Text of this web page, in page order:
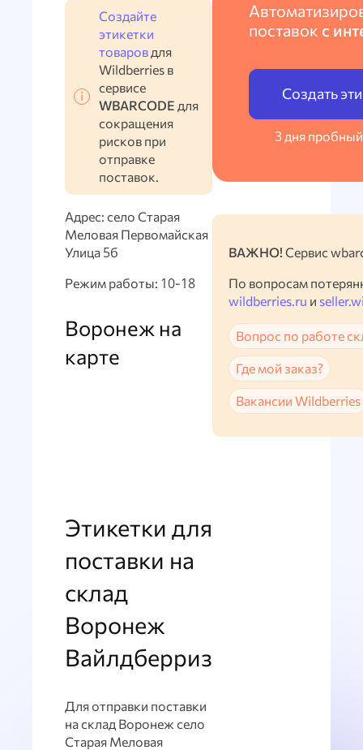
Создайте
этикетки
товаров для
Wildberries в
сервисе
WBARCODE для
сокращения
рисков при
отправке
поставок.
Адрес: село Старая
Меловая Первомайская
Улица 5б
Режим работы: 10-18
Воронеж на
карте
Этикетки для
поставки на
склад
Воронеж
Вайлдберриз
Для отправки поставки
на склад Воронеж село
Старая Меловая
поставок с
Создать
3 дня
ВАЖНО! Сервис
По вопросам
wildberries.ru и
Вопрос по работе
Где мой заказ?
Вакансии Wildberries